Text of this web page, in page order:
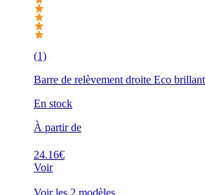
(1)
Barre de relèvement droite Eco
En stock
À partir de
24.16€
Voir